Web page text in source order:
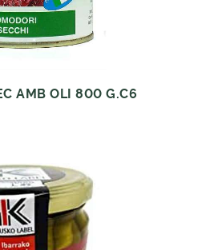
AMB OLI 800 G.C6